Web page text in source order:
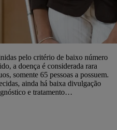
pelo critério de baixo número
a doença é considerada rara
somente 65 pessoas a possuem.
ainda há baixa divulgação
e tratamento…